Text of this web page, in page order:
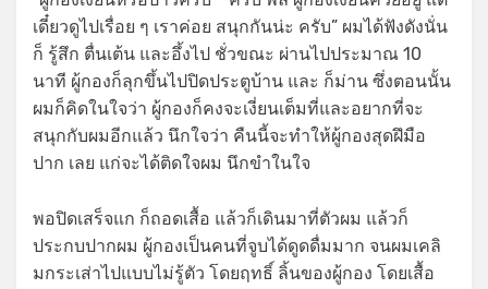
เดี๋ยวดูไปเรื่อย ๆ เราค่อย สนุกกันน่ะ ครับ” ผมได้ฟังดังนั่น
ก็ รู้สึก ตื่นเต้น และอึ้งไป ชั่วขณะ ผ่านไปประมาณ 10
นาที ผู้กองก็ลุกขึ้นไปปิดประตูบ้าน และ ก็ม่าน ซึ่งตอนนั้น
ผมก็คิดในใจว่า ผู้กองก็คงจะเงี่ยนเต็มที่และอยากที่จะ
สนุกกับผมอีกแล้ว นึกใจว่า คืนนี้จะทำให้ผู้กองสุดฝึมือ
ปาก เลย แก่จะได้ติดใจผม นึกขำในใจ
พอปิดเสร็จแก ก็ถอดเสื้อ แล้วก็เดินมาที่ตัวผม แล้วก็
ประกบปากผม ผู้กองเป็นคนที่จูบได้ดูดดื่มมาก จนผมเคลิ
มกระเส่าไปแบบไม่รู้ตัว โดยฤทธิ์ ลิ้นของผู้กอง โดยเสื้อ